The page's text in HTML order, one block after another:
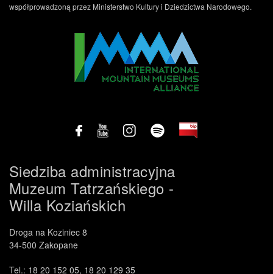
współprowadzoną przez Ministerstwo Kultury i Dziedzictwa Narodowego.
Siedziba administracyjna
Muzeum Tatrzańskiego -
Willa Koziańskich
Droga na Koziniec 8
34-500 Zakopane
Tel.: 18 20 152 05, 18 20 129 35